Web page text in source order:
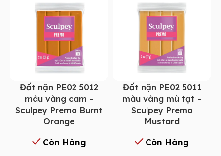
Đất nặn PE02 5012
màu vàng cam –
Sculpey Premo Burnt
Orange
Còn Hàng
Đất nặn PE02 5011
màu vàng mù tạt –
Sculpey Premo
Mustard
Còn Hàng